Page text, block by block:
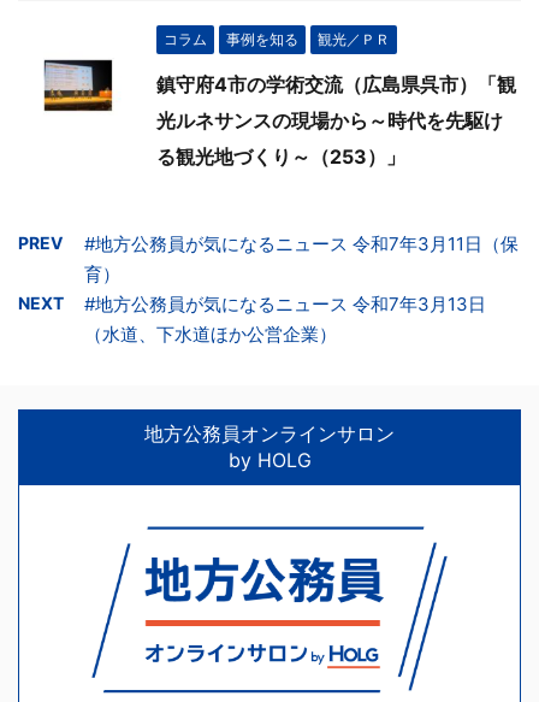
コラム 事例を知る 観光／ＰＲ
鎮守府4市の学術交流（広島県呉市）「観
光ルネサンスの現場から～時代を先駆け
る観光地づくり～（253）」
PREV
#地方公務員が気になるニュース 令和7年3月11日（保
育）
NEXT
#地方公務員が気になるニュース 令和7年3月13日
（水道、下水道ほか公営企業）
地方公務員オンラインサロン
by HOLG